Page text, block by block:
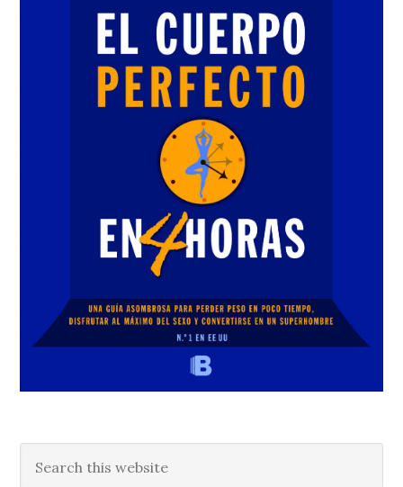
this